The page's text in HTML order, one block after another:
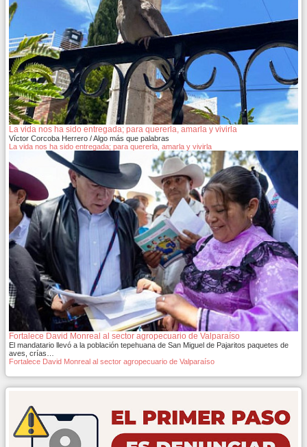
La vida nos ha sido entregada; para quererla, amarla y vivirla
Víctor Corcoba Herrero / Algo más que palabras
La vida nos ha sido entregada; para quererla, amarla y vivirla
Fortalece David Monreal al sector agropecuario de Valparaíso
El mandatario llevó a la población tepehuana de San Miguel de Pajaritos paquetes de
aves, crías…
Fortalece David Monreal al sector agropecuario de Valparaíso